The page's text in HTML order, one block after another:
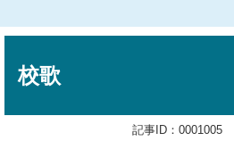
校歌
記事ID：0001005